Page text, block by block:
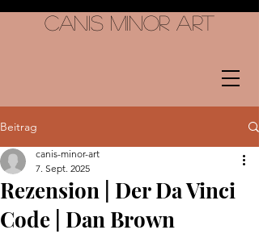
Canis Minor Art
Beitrag
Rezension | Der Da Vinci
Code | Dan Brown
canis-minor-art
7. Sept. 2025